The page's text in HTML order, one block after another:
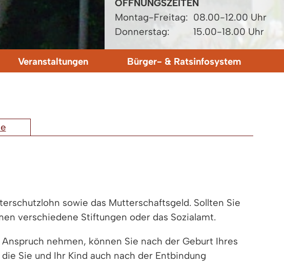
ÖFFNUNGSZEITEN
Montag-Freitag: 08.00-12.00 Uhr
Donnerstag:
15.00-18.00 Uhr
Veranstaltungen Bürger- & Ratsinfosystem
sowie das Mutterschaftsgeld. Sollten Sie
verschiedene Stiftungen oder das Sozialamt.
nehmen, können Sie nach der Geburt Ihres
Sie und Ihr Kind auch nach der Entbindung